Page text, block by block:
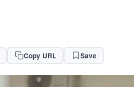
Copy URL Save